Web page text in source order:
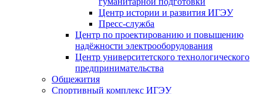
Центр истории и развития ИГЭУ
Пресс-служба
Центр по проектированию и повышению
надёжности электрооборудования
Центр университетского технологического
предпринимательства
Общежития
Спортивный комплекс ИГЭУ